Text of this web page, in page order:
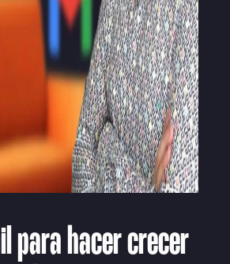
para hacer crecer